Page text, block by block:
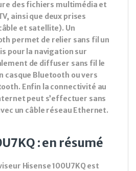
des fichiers multimédia et
ainsi que deux prises
et satellite). Un
permet de relier sans fil un
pour la navigation sur
de diffuser sans fil le
casque Bluetooth ou vers
Enfin la connectivité au
peut s’effectuer sans
un câble réseau Ethernet.
: en résumé
Hisense 100U7KQ est